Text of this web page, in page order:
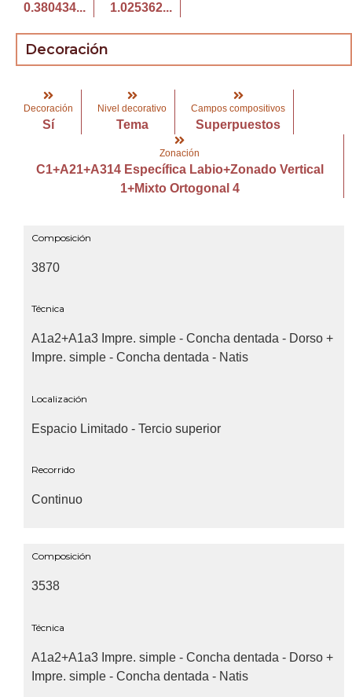
0.380434... 1.025362...
Decoración
Decoración
Sí
Nivel decorativo
Tema
Campos compositivos
Superpuestos
Zonación
C1+A21+A314 Específica Labio+Zonado Vertical
1+Mixto Ortogonal 4
Composición
3870
Técnica
A1a2+A1a3 Impre. simple - Concha dentada - Dorso +
Impre. simple - Concha dentada - Natis
Localización
Espacio Limitado - Tercio superior
Recorrido
Continuo
Composición
3538
Técnica
A1a2+A1a3 Impre. simple - Concha dentada - Dorso +
Impre. simple - Concha dentada - Natis